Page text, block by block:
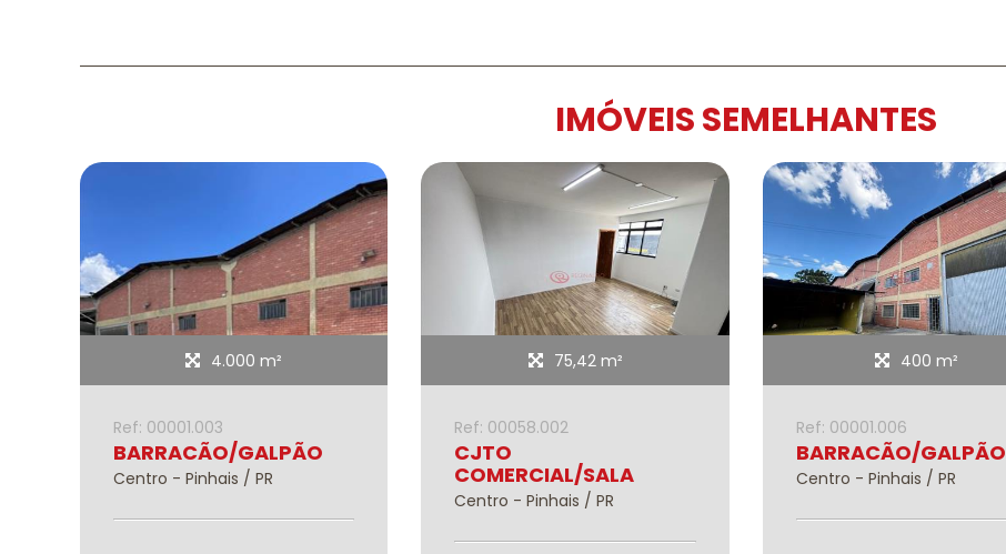
IMÓVEIS SEMELHANTES
4.000 m²
Ref: 00001.003
BARRACÃO/GALPÃO
Centro - Pinhais / PR
75,42 m²
Ref: 00058.002
CJTO
COMERCIAL/SALA
Centro - Pinhais / PR
400 m²
Ref: 00001.006
BARRACÃO/GALPÃO
Centro - Pinhais / PR